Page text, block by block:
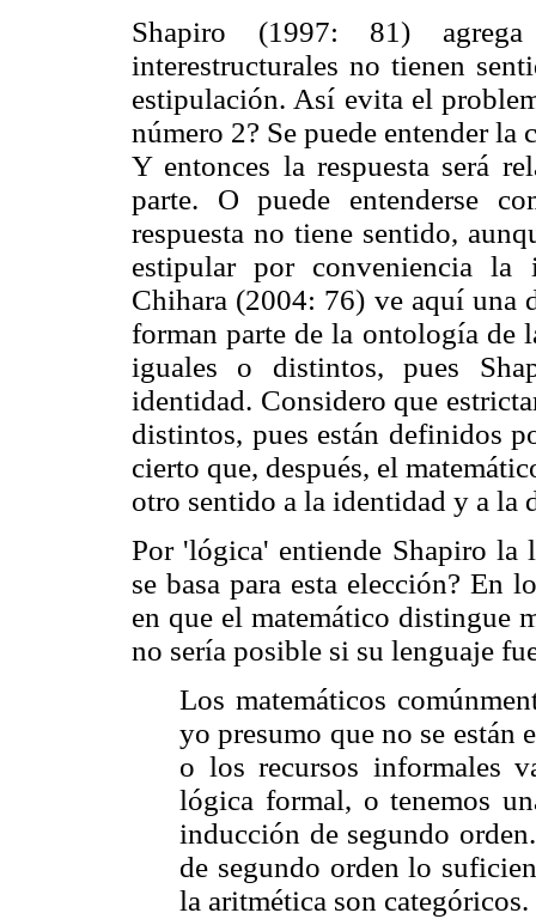
Shapiro (1997: 81)
interestructurales no tienen
estipulación. Así evita el
número 2? Se puede entender
Y entonces la respuesta será
parte. O puede entenderse
respuesta no tiene sentido,
estipular por conveniencia la
Chihara (2004: 76) ve aquí
forman parte de la ontología de
iguales o distintos, pues
identidad. Considero que
distintos, pues están definidos
cierto que, después, el
otro sentido a la identidad y a la
Por 'lógica' entiende Shapiro la
se basa para esta elección? En
en que el matemático distingue
no sería posible si su lenguaje
Los matemáticos
yo presumo que no se están
o los recursos informales
lógica formal, o tenemos
inducción de segundo
de segundo orden lo
la aritmética son